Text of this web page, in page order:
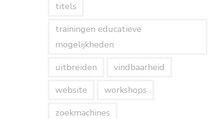
titels
trainingen educatieve
mogelijkheden
uitbreiden
vindbaarheid
website
workshops
zoekmachines